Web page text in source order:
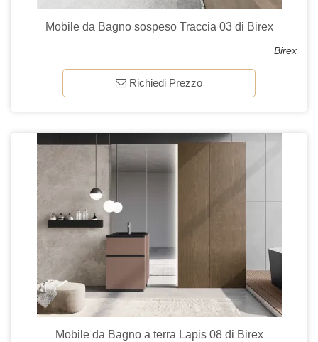
Mobile da Bagno sospeso Traccia 03 di Birex
Birex
Richiedi Prezzo
Mobile da Bagno a terra Lapis 08 di Birex